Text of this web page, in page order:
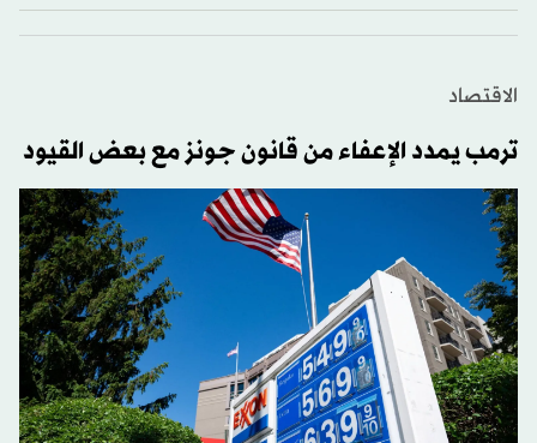
الاقتصاد
ترمب يمدد الإعفاء من قانون جونز مع بعض القيود